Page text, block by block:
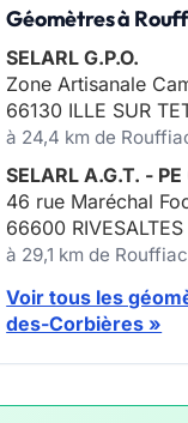
Géomètres à
SELARL G.P.O.
Zone Artisanale
66130 ILLE SUR
à 24,4 km de
SELARL A.G.T. -
46 rue Maréchal
66600 RIVESALTES
à 29,1 km de
Voir tous les
des-Corbières »